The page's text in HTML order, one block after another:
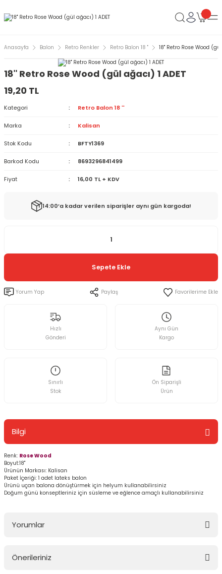
Anasayfa Balon Retro Renkler Retro Balon 18 '' 18'' Retro Rose Wood (gül
18'' Retro Rose Wood (gül ağacı) 1 ADET
19,20 TL
Kategori Retro Balon 18 ''
Marka Kalisan
Stok Kodu BFTY1369
Barkod Kodu 8693296841499
Fiyat 16,00 TL + KDV
14:00’a kadar verilen siparişler aynı gün kargoda!
Sepete Ekle
Yorum Yap Paylaş
Hızlı
Gönderi
Aynı Gün
Kargo
Sınırlı
Stok
Ön Siparişli
Ürün
Bilgi
Renk: Rose Wood
Boyut:18"
Ürünün Markası: Kalisan
Paket İçeriği: 1 adet lateks balon
Ürünü uçan balona dönüştürmek için helyum kullanabilirsiniz
Doğum günü konseptleriniz için süsleme ve eğlence amaçlı kullanabilirsiniz
Yorumlar
Önerileriniz